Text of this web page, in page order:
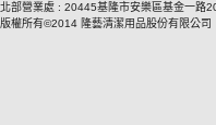
北部營業處 : 20445基隆市安樂區基金
版權所有©2014 隆藝清潔用品股份有限公司